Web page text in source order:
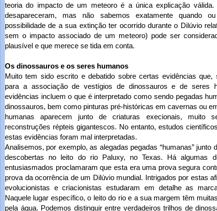
teoria do impacto de um meteoro é a única explicação
desapareceram, mas não sabemos exatamente quando
possibilidade de a sua extinção ter ocorrido durante o Dilúvio
sem o impacto associado de um meteoro) pode ser
plausível e que merece se tida em conta.
Os dinossauros e os seres humanos
Muito tem sido escrito e debatido sobre certas evidências que,
para a associação de vestígios de dinossauros e de seres
evidências incluem o que é interpretado como sendo pegadas
dinossauros, bem como pinturas pré-históricas em cavernas ou
humanas aparecem junto de criaturas execionais, muito
reconstruções répteis gigantescos. No entanto, estudos
estas evidências foram mal interpretadas.
Analisemos, por exemplo, as alegadas pegadas “humanas” junto
descobertas no leito do rio Paluxy, no Texas. Há algumas
entusiasmados proclamaram que esta era uma prova segura
prova da ocorrência de um Dilúvio mundial. Intrigados por estas
evolucionistas e criacionistas estudaram em detalhe as
Naquele lugar específico, o leito do rio e a sua margem têm
pela água. Podemos distinguir entre verdadeiros trilhos de